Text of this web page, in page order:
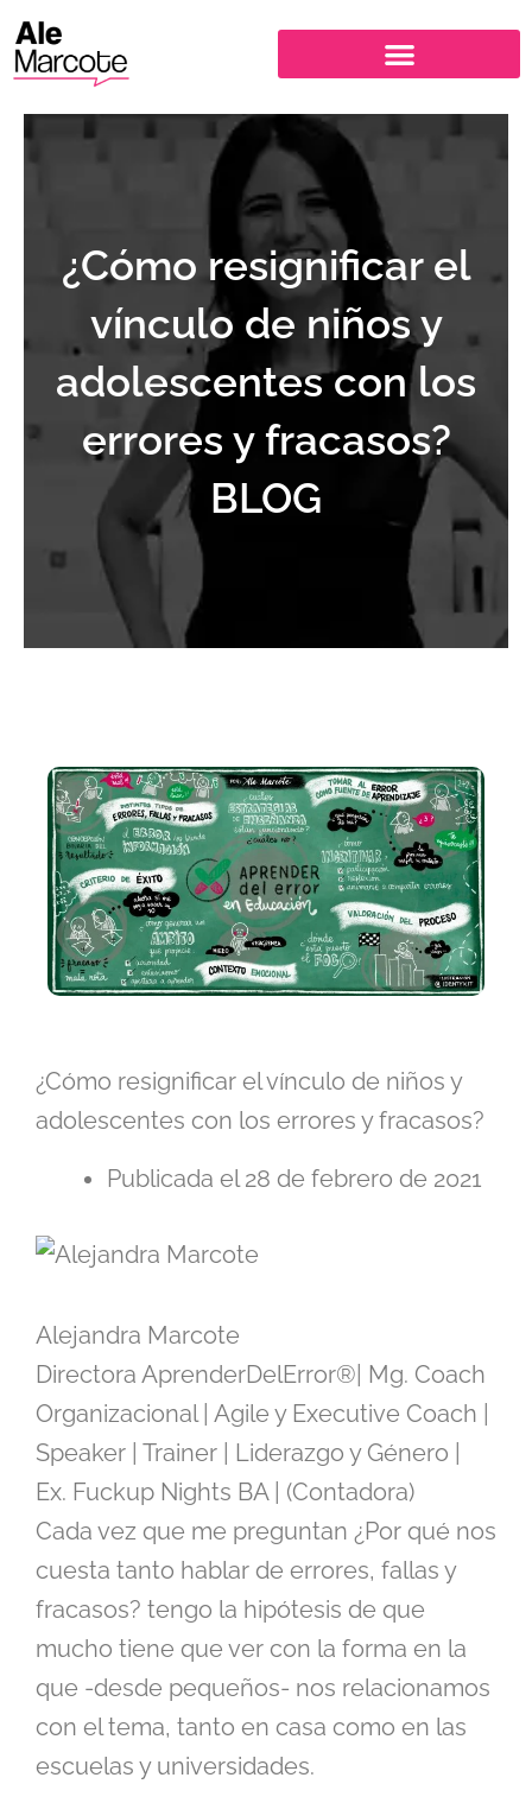
contenido
¿Cómo resignificar el
vínculo de niños y
adolescentes con los
errores y fracasos?
BLOG
¿Cómo resignificar el vínculo de niños y
adolescentes con los errores y fracasos?
Publicada el 28 de febrero de 2021
Alejandra Marcote
Directora AprenderDelError®| Mg. Coach
Organizacional | Agile y Executive Coach |
Speaker | Trainer | Liderazgo y Género |
Ex. Fuckup Nights BA | (Contadora)
Cada vez que me preguntan ¿Por qué nos
cuesta tanto hablar de errores, fallas y
fracasos? tengo la hipótesis de que
mucho tiene que ver con la forma en la
que -desde pequeños- nos relacionamos
con el tema, tanto en casa como en las
escuelas y universidades.